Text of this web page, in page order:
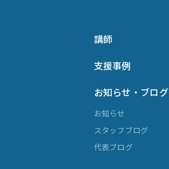
講師
支援事例
お知らせ・ブログ
お知らせ
スタッフブログ
代表ブログ